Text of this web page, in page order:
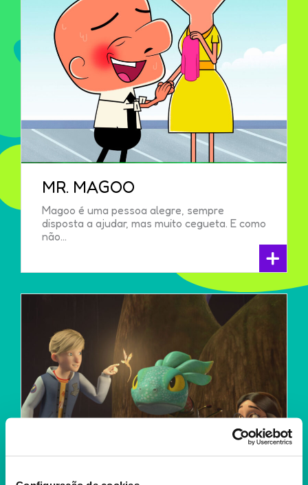
MR. MAGOO
Magoo é uma pessoa alegre, sempre
disposta a ajudar, mas muito cegueta. E como
não...
+